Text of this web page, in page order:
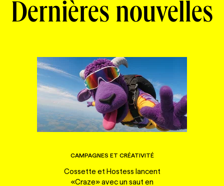
Dernières nouvelles
CAMPAGNES ET CRÉATIVITÉ
Cossette et Hostess lancent
«Craze» avec un saut en